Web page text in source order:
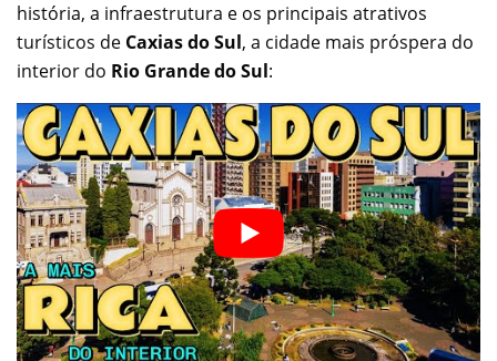
história, a infraestrutura e os principais atrativos
turísticos de Caxias do Sul, a cidade mais próspera do
interior do Rio Grande do Sul: